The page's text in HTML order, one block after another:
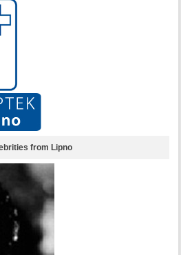
from Lipno